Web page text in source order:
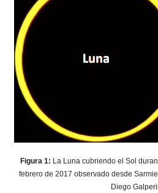
Figura 1: La Luna cubriendo el Sol
febrero de 2017 observado desde
Diego